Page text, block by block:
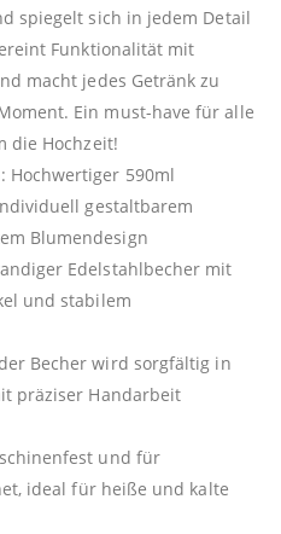
spiegelt sich in jedem Detail
Funktionalität mit
macht jedes Getränk zu
Ein must-have für alle
die Hochzeit!
Hochwertiger 590ml
gestaltbarem
Blumendesign
Edelstahlbecher mit
und stabilem
Becher wird sorgfältig in
präziser Handarbeit
und für
ideal für heiße und kalte